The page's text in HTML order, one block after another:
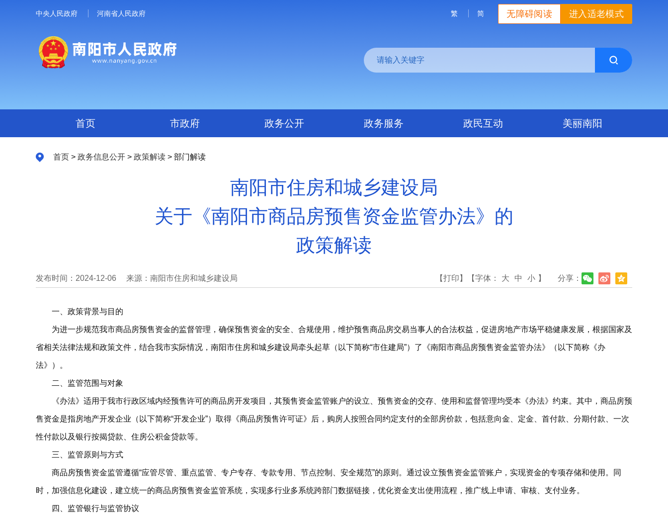
中央人民政府 河南省人民政府 进入适老模式
无障碍阅读
繁 简
首页 市政府 政务公开 政务服务 政民互动 美丽南阳
首页 > 政务信息公开 > 政策解读 > 部门解读
南阳市住房和城乡建设局
关于《南阳市商品房预售资金监管办法》的
政策解读
发布时间：2024-12-06 来源：南阳市住房和城乡建设局 分享：
【打印】 【字体： 大 中 小 】
一、政策背景与目的
为进一步规范我市商品房预售资金的监督管理，确保预售资金的安全、合规使用，维护预售商品房交易当事人的合法权益，促进房地产市场平稳健康发展，根据国家及
省相关法律法规和政策文件，结合我市实际情况，南阳市住房和城乡建设局牵头起草（以下简称“市住建局”）了《南阳市商品房预售资金监管办法》（以下简称《办
法》）。
二、监管范围与对象
《办法》适用于我市行政区域内经预售许可的商品房开发项目，其预售资金监管账户的设立、预售资金的交存、使用和监督管理均受本《办法》约束。其中，商品房预
售资金是指房地产开发企业（以下简称“开发企业”）取得《商品房预售许可证》后，购房人按照合同约定支付的全部房价款，包括意向金、定金、首付款、分期付款、一次
性付款以及银行按揭贷款、住房公积金贷款等。
三、监管原则与方式
商品房预售资金监管遵循“应管尽管、重点监管、专户专存、专款专用、节点控制、安全规范”的原则。通过设立预售资金监管账户，实现资金的专项存储和使用。同
时，加强信息化建设，建立统一的商品房预售资金监管系统，实现多行业多系统跨部门数据链接，优化资金支出使用流程，推广线上申请、审核、支付业务。
四、监管银行与监管协议